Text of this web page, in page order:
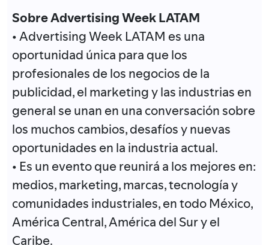
Sobre Advertising Week LATAM
• Advertising Week LATAM es una
oportunidad única para que los
profesionales de los negocios de la
publicidad, el marketing y las industrias en
general se unan en una conversación sobre
los muchos cambios, desafíos y nuevas
oportunidades en la industria actual.
• Es un evento que reunirá a los mejores en:
medios, marketing, marcas, tecnología y
comunidades industriales, en todo México,
América Central, América del Sur y el
Caribe.